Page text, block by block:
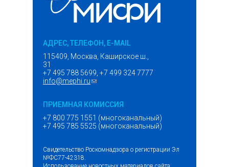
АДРЕС, ТЕЛЕФОН, E-MAIL
115409, Москва, Каширское ш.,
31
+7 495 788 5699, +7 499 324 7777
info@mephi.ru(ссылка для отправки email)
ПРИЕМНАЯ КОМИССИЯ
+7 800 775 1551 (многоканальный)
+7 495 785 5525 (многоканальный)
Свидетельство Роскомнадзора о регистрации Эл
№ФС77-42318.